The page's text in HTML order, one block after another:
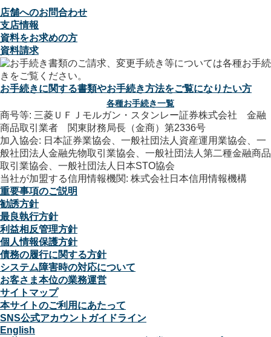
店舗へのお問合わせ
支店情報
資料をお求めの方
資料請求
お手続きに関する書類やお手続き方法をご覧になりたい方
各種お手続き一覧
商号等: 三菱ＵＦＪモルガン・スタンレー証券株式会社 金融
商品取引業者 関東財務局長（金商）第2336号
加入協会: 日本証券業協会、一般社団法人資産運用業協会、一
般社団法人金融先物取引業協会、一般社団法人第二種金融商品
取引業協会、一般社団法人日本STO協会
当社が加盟する信用情報機関: 株式会社日本信用情報機構
重要事項のご説明
勧誘方針
最良執行方針
利益相反管理方針
個人情報保護方針
債務の履行に関する方針
システム障害時の対応について
お客さま本位の業務運営
サイトマップ
本サイトのご利用にあたって
SNS公式アカウントガイドライン
English